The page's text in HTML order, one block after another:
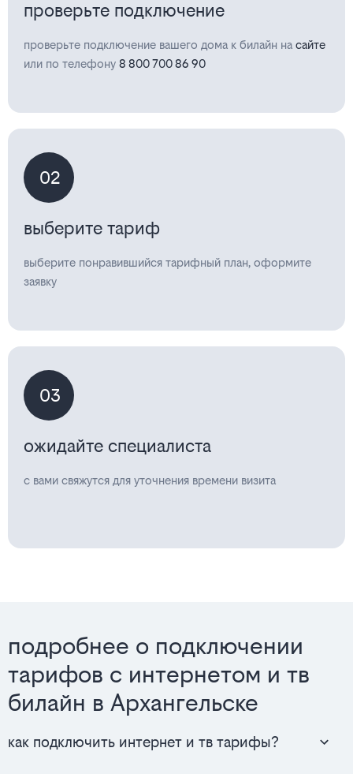
проверьте подключение
проверьте подключение вашего дома к билайн на сайте
или по телефону 8 800 700 86 90
02
выберите тариф
выберите понравившийся тарифный план, оформите
заявку
03
ожидайте специалиста
с вами свяжутся для уточнения времени визита
подробнее о подключении
тарифов с интернетом и тв
билайн в Архангельске
как подключить интернет и тв тарифы?